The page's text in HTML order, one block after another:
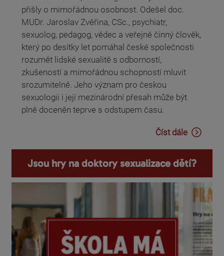
přišly o mimořádnou osobnost. Odešel doc.
MUDr. Jaroslav Zvěřina, CSc., psychiatr,
sexuolog, pedagog, vědec a veřejně činný člověk,
který po desítky let pomáhal české společnosti
rozumět lidské sexualitě s odborností,
zkušeností a mimořádnou schopností mluvit
srozumitelně. Jeho význam pro českou
sexuologii i její mezinárodní přesah může být
plně doceněn teprve s odstupem času.
Číst dále
Jsou hry na doktory sexualizace dětí?